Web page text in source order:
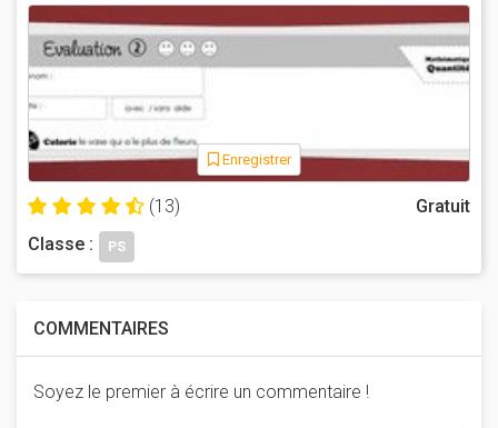
Enregistrer
(13)
Gratuit
Classe :
PS
COMMENTAIRES
Soyez le premier à écrire un commentaire !